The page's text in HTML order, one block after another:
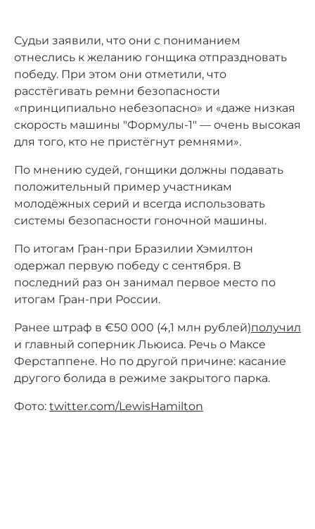
Судьи заявили, что они с пониманием
отнеслись к желанию гонщика отпраздновать
победу. При этом они отметили, что
расстёгивать ремни безопасности
«принципиально небезопасно» и «даже низкая
скорость машины "Формулы-1" — очень высокая
для того, кто не пристёгнут ремнями».
По мнению судей, гонщики должны подавать
положительный пример участникам
молодёжных серий и всегда использовать
системы безопасности гоночной машины.
По итогам Гран-при Бразилии Хэмилтон
одержал первую победу с сентября. В
последний раз он занимал первое место по
итогам Гран-при России.
Ранее штраф в €50 000 (4,1 млн рублей)получил
и главный соперник Льюиса. Речь о Максе
Ферстаппене. Но по другой причине: касание
другого болида в режиме закрытого парка.
Фото: twitter.com/LewisHamilton